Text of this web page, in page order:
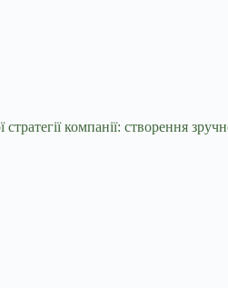
компанії: створення